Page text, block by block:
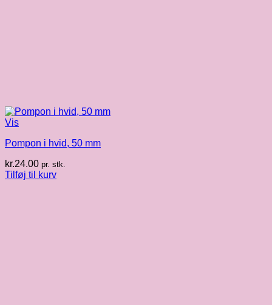
Vis
Pompon i hvid, 50 mm
kr.24.00 pr. stk.
Tilføj til kurv